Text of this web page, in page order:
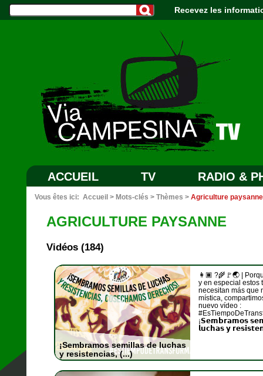
Recevez les
ACCUEIL TV RADIO &
Vous êtes ici: Accueil > Mots-clés > Thèmes > Agriculture paysanne
AGRICULTURE PAYSANNE
Vidéos (184)
¡Sembramos semillas de luchas
y resistencias, (...)
👩🏿 ?🌾🚩🌏 |
y en especial estos
necesitan más que
mística,
nuevo vídeo :
¡𝗦𝗲𝗺𝗯𝗿𝗮𝗺𝗼𝘀
𝗹𝘂𝗰𝗵𝗮𝘀 𝘆